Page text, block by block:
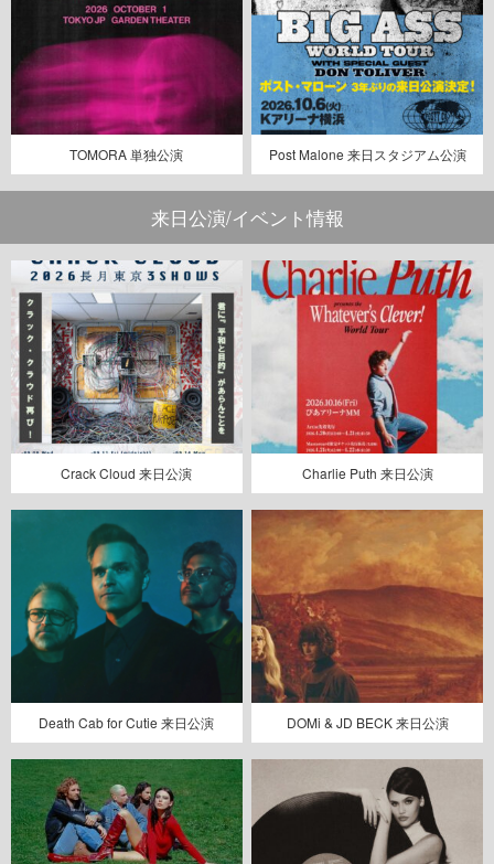
TOMORA 単独公演 Post Malone 来日スタジアム公演
来日公演/イベント情報
Crack Cloud 来日公演 Charlie Puth 来日公演
Death Cab for Cutie 来日公演 DOMi & JD BECK 来日公演